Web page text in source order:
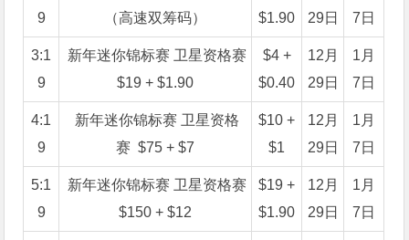
9
（高速双筹码）
$1.90
29日
7日
3:1
9
新年迷你锦标赛 卫星资格赛
$19 + $1.90
$4 +
$0.40
12月
29日
1月
7日
4:1
9
新年迷你锦标赛 卫星资格
赛 $75 + $7
$10 +
$1
12月
29日
1月
7日
5:1
9
新年迷你锦标赛 卫星资格赛
$150 + $12
$19 +
$1.90
12月
29日
1月
7日